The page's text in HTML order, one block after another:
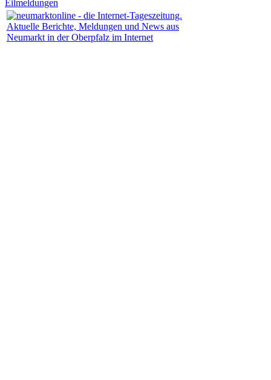
Eilmeldungen